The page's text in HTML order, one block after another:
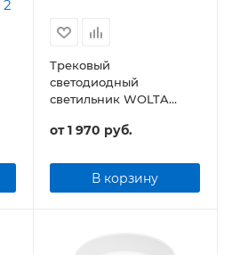
Трековый
светодиодный
светильник WOLTA
IP40 Магнитный
от1 970 руб.
В корзину